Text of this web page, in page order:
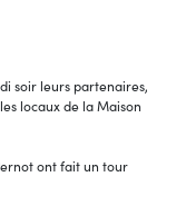
soir leurs partenaires,
locaux de la Maison
ont fait un tour